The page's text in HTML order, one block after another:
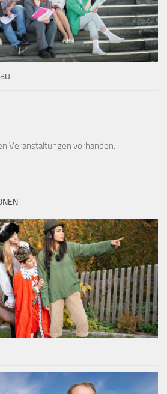
Veranstaltungen vorhanden.